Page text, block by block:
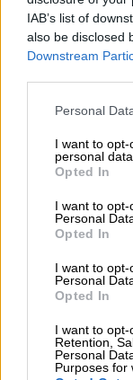
IAB’s list of
also be disclosed
Downstream
Please note that
not limited to
grant or deny
use your data for
consent section.
Personal
I want to
personal data.
Opted In
I want to
Personal
Opted In
I want to
Personal
Opted In
I want to opt-
Retention,
Personal
Purposes for
— Daily
2023
Μαρί
σύζυγος του
κατηγορία
έγγραφα που
Δικαστήριο
Δεκεμβρίου,
ΕΤ, η Κινγκ
δωμάτιο